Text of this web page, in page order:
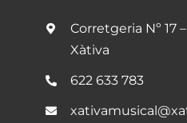
Corretgeria Nº 17
Xàtiva
622 633 783